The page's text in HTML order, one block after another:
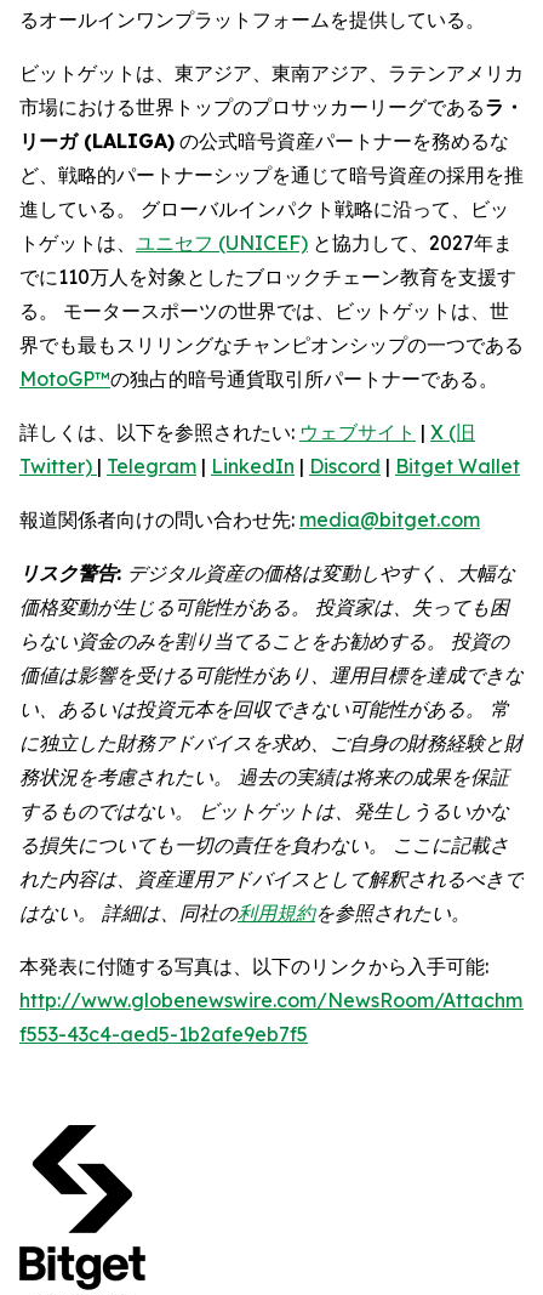
るオールインワンプラットフォームを提供している。
ビットゲットは、東アジア、東南アジア、ラテンアメリカ
市場における世界トップのプロサッカーリーグであるラ・
リーガ (LALIGA) の公式暗号資産パートナーを務めるな
ど、戦略的パートナーシップを通じて暗号資産の採用を推
進している。 グローバルインパクト戦略に沿って、ビッ
トゲットは、 ユニセフ (UNICEF) と協力して、2027年ま
でに110万人を対象としたブロックチェーン教育を支援す
る。 モータースポーツの世界では、ビットゲットは、世
界でも最もスリリングなチャンピオンシップの一つである
MotoGP™の独占的暗号通貨取引所パートナーである。
詳しくは、以下を参照されたい: ウェブサイト | X (旧
Twitter) | Telegram | LinkedIn | Discord | Bitget Wallet
報道関係者向けの問い合わせ先: media@bitget.com
リスク警告: デジタル資産の価格は変動しやすく、大幅な
価格変動が生じる可能性がある。 投資家は、失っても困
らない資金のみを割り当てることをお勧めする。 投資の
価値は影響を受ける可能性があり、運用目標を達成できな
い、あるいは投資元本を回収できない可能性がある。 常
に独立した財務アドバイスを求め、ご自身の財務経験と財
務状況を考慮されたい。 過去の実績は将来の成果を保証
するものではない。 ビットゲットは、発生しうるいかな
る損失についても一切の責任を負わない。 ここに記載さ
れた内容は、資産運用アドバイスとして解釈されるべきで
はない。 詳細は、同社の利用規約を参照されたい。
本発表に付随する写真は、以下のリンクから入手可能:
http://www.globenewswire.com/NewsRoom/
f553-43c4-aed5-1b2afe9eb7f5